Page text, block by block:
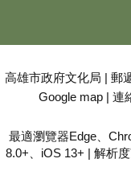
高雄市政府文化局 | 郵
Google map | 連
最適瀏覽器Edge、
8.0+、iOS 13+ | 解析